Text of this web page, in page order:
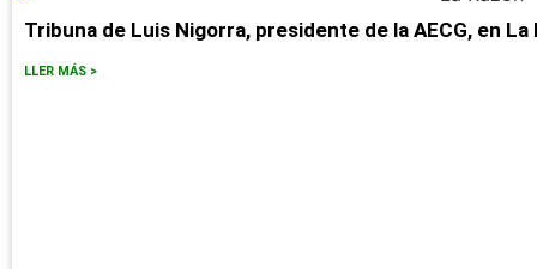
Tribuna de Luis Nigorra, presidente de la AECG, en La
LLER MÁS >